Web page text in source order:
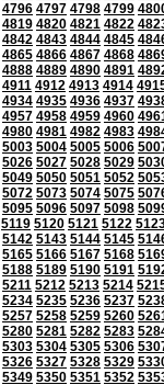
4796 4797 4798 4799
4819 4820 4821 4822
4842 4843 4844 4845
4865 4866 4867 4868
4888 4889 4890 4891
4911 4912 4913 4914
4934 4935 4936 4937
4957 4958 4959 4960
4980 4981 4982 4983
5003 5004 5005 5006
5026 5027 5028 5029
5049 5050 5051 5052
5072 5073 5074 5075
5095 5096 5097 5098
5119 5120 5121 5122
5142 5143 5144 5145
5165 5166 5167 5168
5188 5189 5190 5191
5211 5212 5213 5214
5234 5235 5236 5237
5257 5258 5259 5260
5280 5281 5282 5283
5303 5304 5305 5306
5326 5327 5328 5329
5349 5350 5351 5352